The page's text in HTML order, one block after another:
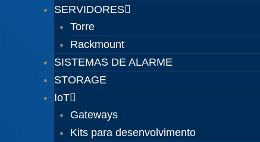
SERVIDORES
Torre
Rackmount
SISTEMAS DE ALARME
STORAGE
IoT
Gateways
Kits para desenvolvimento